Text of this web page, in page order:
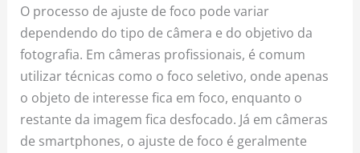
O processo de ajuste de foco pode variar
dependendo do tipo de câmera e do objetivo da
fotografia. Em câmeras profissionais, é comum
utilizar técnicas como o foco seletivo, onde apenas
o objeto de interesse fica em foco, enquanto o
restante da imagem fica desfocado. Já em câmeras
de smartphones, o ajuste de foco é geralmente